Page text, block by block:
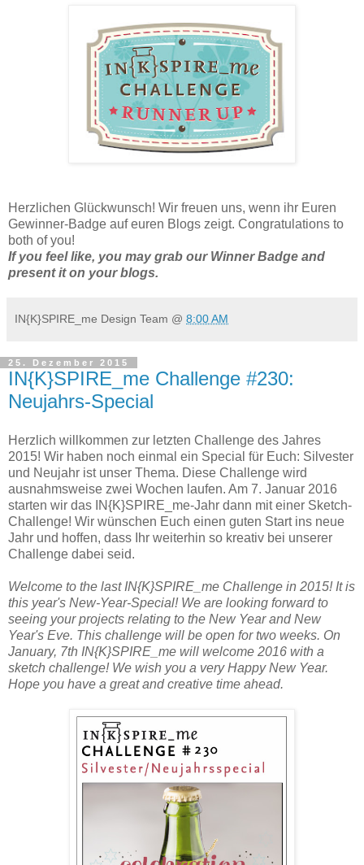
Herzlichen Glückwunsch! Wir freuen uns, wenn ihr Euren
Gewinner-Badge auf euren Blogs zeigt. Congratulations to
both of you!
If you feel like, you may grab our Winner Badge and
present it on your blogs.
IN{K}SPIRE_me Design Team @ 8:00 AM
25. Dezember 2015
IN{K}SPIRE_me Challenge #230:
Neujahrs-Special
Herzlich willkommen zur letzten Challenge des Jahres
2015! Wir haben noch einmal ein Special für Euch: Silvester
und Neujahr ist unser Thema. Diese Challenge wird
ausnahmsweise zwei Wochen laufen. Am 7. Januar 2016
starten wir das IN{K}SPIRE_me-Jahr dann mit einer Sketch-
Challenge! Wir wünschen Euch einen guten Start ins neue
Jahr und hoffen, dass Ihr weiterhin so kreativ bei unserer
Challenge dabei seid.
Welcome to the last IN{K}SPIRE_me Challenge in 2015! It is
this year's New-Year-Special! We are looking forward to
seeing your projects relating to the New Year and New
Year's Eve. This challenge will be open for two weeks. On
January, 7th IN{K}SPIRE_me will welcome 2016 with a
sketch challenge! We wish you a very Happy New Year.
Hope you have a great and creative time ahead.